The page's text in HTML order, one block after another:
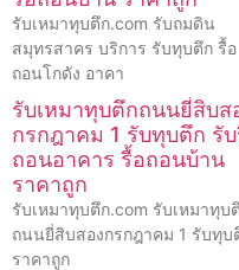
รับเหมาทุบตึก.com รับถมดิน
สมุทรสาคร บริการ รับทุบตึก รื้อ
ถอนโกดัง อาคา
รับเหมาทุบตึกถนนยี่สิบส
กรกฎาคม 1 รับทุบตึก รั
ถอนอาคาร รื้อถอนบ้าน
ราคาถูก
รับเหมาทุบตึก.com รับเหมาทุบ
ถนนยี่สิบสองกรกฎาคม 1 รับทุบ
ราคาถูก